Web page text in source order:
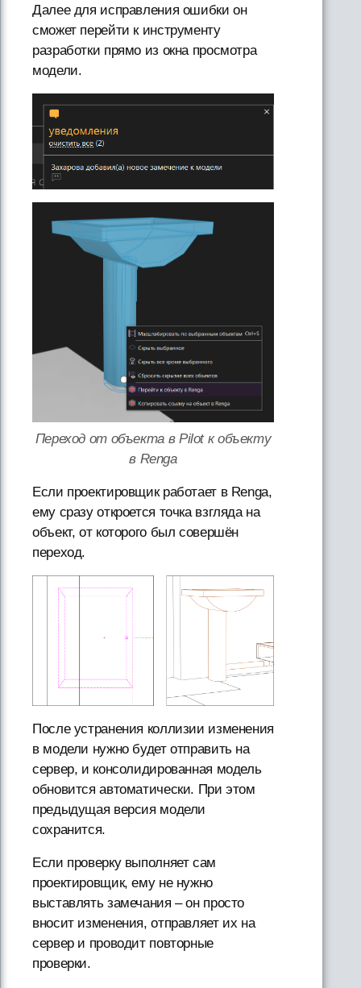
Далее для исправления ошибки он
сможет перейти к инструменту
разработки прямо из окна просмотра
модели.
Переход от объекта в Pilot к объекту
в Renga
Если проектировщик работает в Renga,
ему сразу откроется точка взгляда на
объект, от которого был совершён
переход.
После устранения коллизии изменения
в модели нужно будет отправить на
сервер, и консолидированная модель
обновится автоматически. При этом
предыдущая версия модели
сохранится.
Если проверку выполняет сам
проектировщик, ему не нужно
выставлять замечания – он просто
вносит изменения, отправляет их на
сервер и проводит повторные
проверки.